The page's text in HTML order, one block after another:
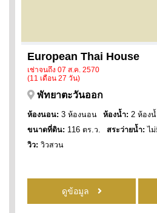
European Thai House
เช่าจนถึง 07 ส.ค. 2570
(11 เดือน 27 วัน)
พัทยาตะวันออก
ห้องนอน: 3 ห้องนอน ห้องน้ำ: 2 ห้องน้
ขนาดที่ดิน: 116 ตร.ว. สระว่ายน้ำ: ไ
วิว: วิวสวน
ดูข้อมูล